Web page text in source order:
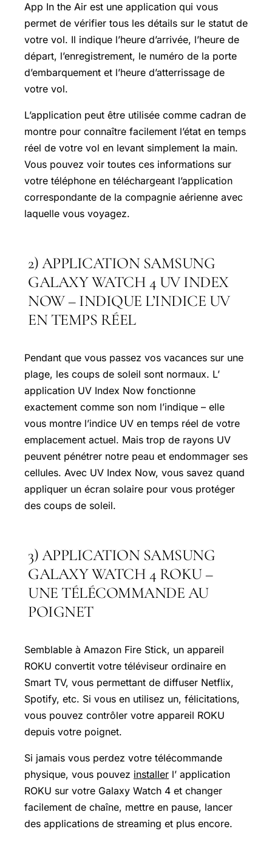
App In the Air est une application qui vous
permet de vérifier tous les détails sur le statut de
votre vol. Il indique l’heure d’arrivée, l’heure de
départ, l’enregistrement, le numéro de la porte
d’embarquement et l’heure d’atterrissage de
votre vol.
L’application peut être utilisée comme cadran de
montre pour connaître facilement l’état en temps
réel de votre vol en levant simplement la main.
Vous pouvez voir toutes ces informations sur
votre téléphone en téléchargeant l’application
correspondante de la compagnie aérienne avec
laquelle vous voyagez.
2) APPLICATION SAMSUNG
GALAXY WATCH 4 UV INDEX
NOW – INDIQUE L’INDICE UV
EN TEMPS RÉEL
Pendant que vous passez vos vacances sur une
plage, les coups de soleil sont normaux. L’
application UV Index Now fonctionne
exactement comme son nom l’indique – elle
vous montre l’indice UV en temps réel de votre
emplacement actuel. Mais trop de rayons UV
peuvent pénétrer notre peau et endommager ses
cellules. Avec UV Index Now, vous savez quand
appliquer un écran solaire pour vous protéger
des coups de soleil.
3) APPLICATION SAMSUNG
GALAXY WATCH 4 ROKU –
UNE TÉLÉCOMMANDE AU
POIGNET
Semblable à Amazon Fire Stick, un appareil
ROKU convertit votre téléviseur ordinaire en
Smart TV, vous permettant de diffuser Netflix,
Spotify, etc. Si vous en utilisez un, félicitations,
vous pouvez contrôler votre appareil ROKU
depuis votre poignet.
Si jamais vous perdez votre télécommande
physique, vous pouvez installer l’ application
ROKU sur votre Galaxy Watch 4 et changer
facilement de chaîne, mettre en pause, lancer
des applications de streaming et plus encore.